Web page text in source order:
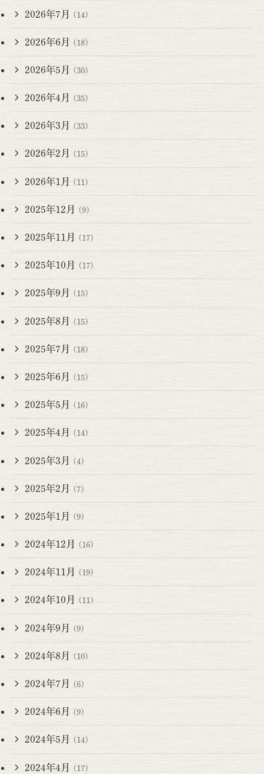
2026年7月 (14)
2026年6月 (18)
2026年5月 (30)
2026年4月 (35)
2026年3月 (33)
2026年2月 (15)
2026年1月 (11)
2025年12月 (9)
2025年11月 (17)
2025年10月 (17)
2025年9月 (15)
2025年8月 (15)
2025年7月 (18)
2025年6月 (15)
2025年5月 (16)
2025年4月 (14)
2025年3月 (4)
2025年2月 (7)
2025年1月 (9)
2024年12月 (16)
2024年11月 (19)
2024年10月 (11)
2024年9月 (9)
2024年8月 (10)
2024年7月 (6)
2024年6月 (9)
2024年5月 (14)
2024年4月 (17)